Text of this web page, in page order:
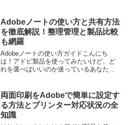
な技術です。この記事では、Adobe
Photos...
Adobeノートの使い方と共有方法
を徹底解説！整理管理と製品比較
も網羅
Adobeノートの使い方ガイドこんにち
は！アドビ製品を使ってみたいけど、ど
れを選べばいいのか迷っているあなた
て詳しく解説します。初心者でも簡単に
使える情報をお届けします...
両面印刷をAdobeで簡単に設定す
る方法とプリンター対応状況の全
知識